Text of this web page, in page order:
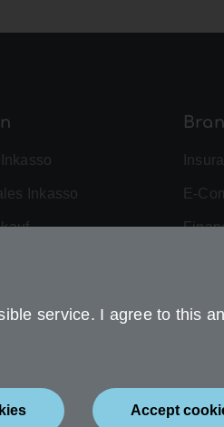
Inkasso E-
service. I agree to this
Accept